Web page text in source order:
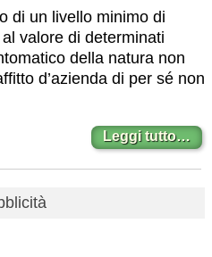
di un livello minimo di
valore di determinati
della natura non
d’azienda di per sé non
Leggi tutto…